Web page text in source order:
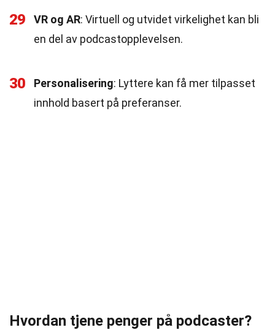
29 VR og AR: Virtuell og utvidet virkelighet kan bli
en del av podcastopplevelsen.
30 Personalisering: Lyttere kan få mer tilpasset
innhold basert på preferanser.
Hvordan tjene penger på podcaster?